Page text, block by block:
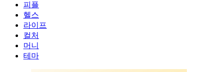
피플
헬스
라이프
컬처
머니
테마